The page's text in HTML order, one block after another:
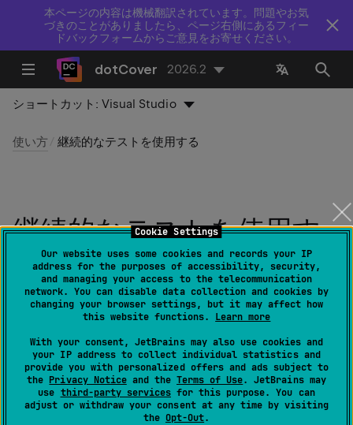
Cookie Settings
Our website uses some cookies and records your IP
address for the purposes of accessibility, security,
and managing your access to the telecommunication
network. You can disable data collection and cookies by
changing your browser settings, but it may affect how
this website functions. Learn more
With your consent, JetBrains may also use cookies and
your IP address to collect individual statistics and
provide you with personalized offers and ads subject to
the Privacy Noticeand the Terms of Use. JetBrains may
use third-party servicesfor this purpose. You can
adjust or withdraw your consent at any time by visiting
the Opt-Out.
本ページの内容は機械翻訳されています。問題やお気
づきのことがありましたら、ページ右側にあるフィー
ドバックフォームからご意見をお寄せください。
dotCover 2026.2
ショートカット:Visual Studio
使い方 継続的なテストを使用する
継続的なテストを使用す
る
最終更新日： 2026 年 7 月 14 日
連続テストの概念は、コードを変更するとすぐに実際の
テスト結果がすぐに得られることを意味します。 プロジ
ェクトを手動で再構築し、変更後にすべてのテストを再
実行する必要はありません: 影響を受けるテストはバック
グラウンドで自動的に実行されます（テストセッション